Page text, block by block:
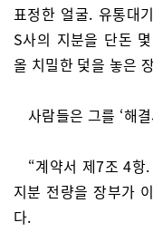
표정한 얼굴. 유통대
S사의 지분을 단돈
올 치밀한 덫을 놓은
사람들은 그를 ‘해
“계약서 제7조 4항
지분 전량을 장부가
다.